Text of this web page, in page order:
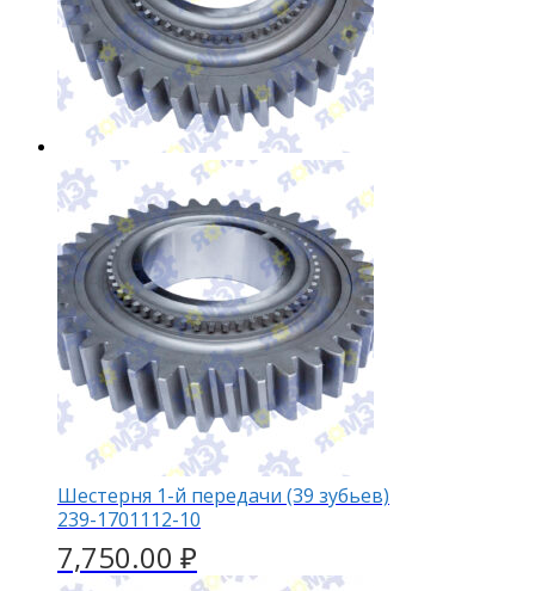
Шестерня 1-й передачи (39 зубьев)
239-1701112-10
7,750.00 ₽